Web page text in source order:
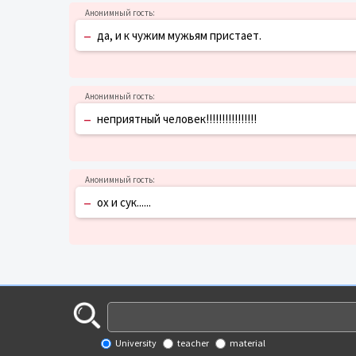
– да, и к чужим мужьям пристает.
– неприятный человек!!!!!!!!!!!!!!!!
– ох и сук......
University teacher material